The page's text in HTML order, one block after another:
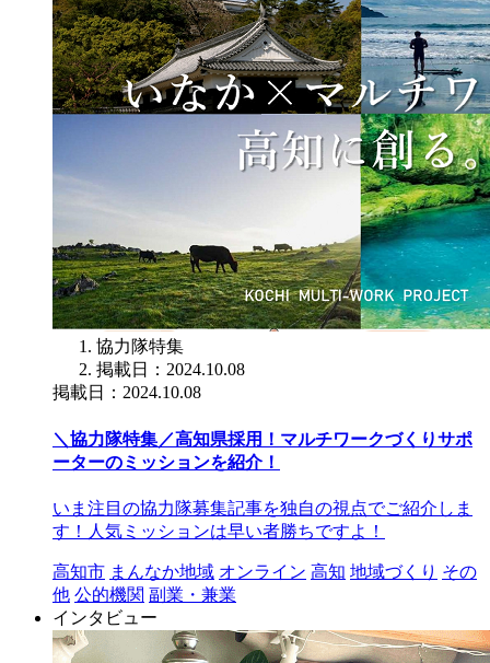
協力隊特集
掲載日：2024.10.08
掲載日：2024.10.08
＼協力隊特集／高知県採用！マルチワークづくりサポ
ーターのミッションを紹介！
いま注目の協力隊募集記事を独自の視点でご紹介しま
す！人気ミッションは早い者勝ちですよ！
高知市 まんなか地域 オンライン 高知 地域づくり その
他 公的機関 副業・兼業
インタビュー